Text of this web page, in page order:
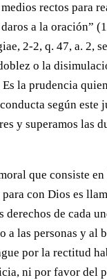
rectos para
a la oración”
2-2, q. 47, a. 2,
o la
la prudencia
según
y superamos las
que consiste
con Dios es
de cada
a las personas y
por la rectitud
ni por favor del